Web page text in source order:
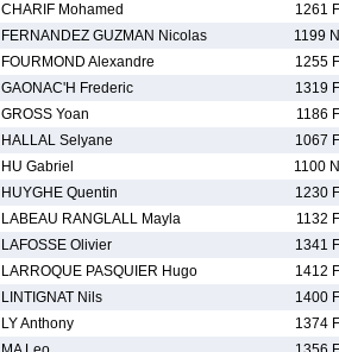
CHARIF Mohamed
1261 F
FERNANDEZ GUZMAN Nicolas
1199 N
FOURMOND Alexandre
1255 F
GAONAC'H Frederic
1319 F
GROSS Yoan
1186 F
HALLAL Selyane
1067 F
HU Gabriel
1100 N
HUYGHE Quentin
1230 F
LABEAU RANGLALL Mayla
1132 F
LAFOSSE Olivier
1341 F
LARROQUE PASQUIER Hugo
1412 F
LINTIGNAT Nils
1400 F
LY Anthony
1374 F